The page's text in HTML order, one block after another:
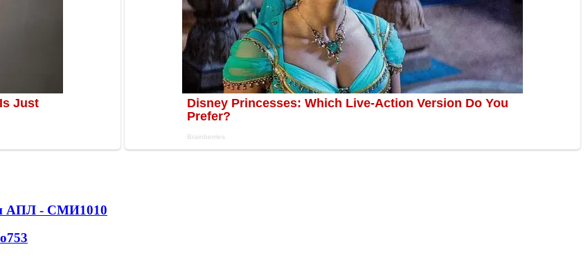
АПЛ - СМИ1010
753